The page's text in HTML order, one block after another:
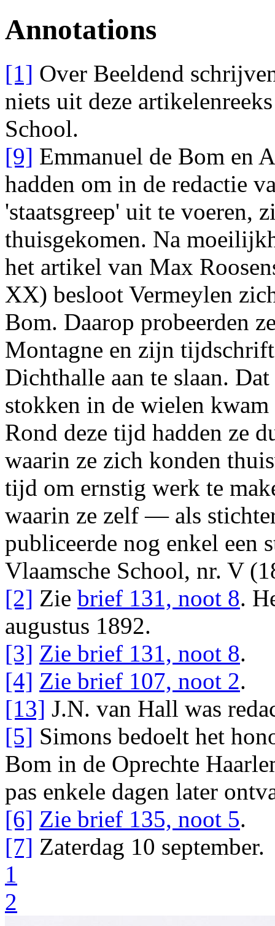
Annotations
[1] Over Beeldend
niets uit deze
School.
[9] Emmanuel de Bom en
hadden om in de redactie
'staatsgreep' uit te voeren,
thuisgekomen. Na
het artikel van Max
XX) besloot Vermeylen
Bom. Daarop probeerden
Montagne en zijn
Dichthalle aan te slaan.
stokken in de wielen
Rond deze tijd hadden ze
waarin ze zich konden
tijd om ernstig werk te
waarin ze zelf — als
publiceerde nog enkel een
Vlaamsche School, nr. V
[2] Zie brief 131, noot 8.
augustus 1892.
[3] Zie brief 131, noot 8.
[4] Zie brief 107, noot 2.
[13] J.N. van Hall was
[5] Simons bedoelt het
Bom in de Oprechte
pas enkele dagen later
[6] Zie brief 135, noot 5.
[7] Zaterdag 10 september.
1
2